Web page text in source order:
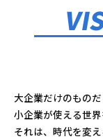
大企業だけのもの
小企業が使える世界
それは、時代を変